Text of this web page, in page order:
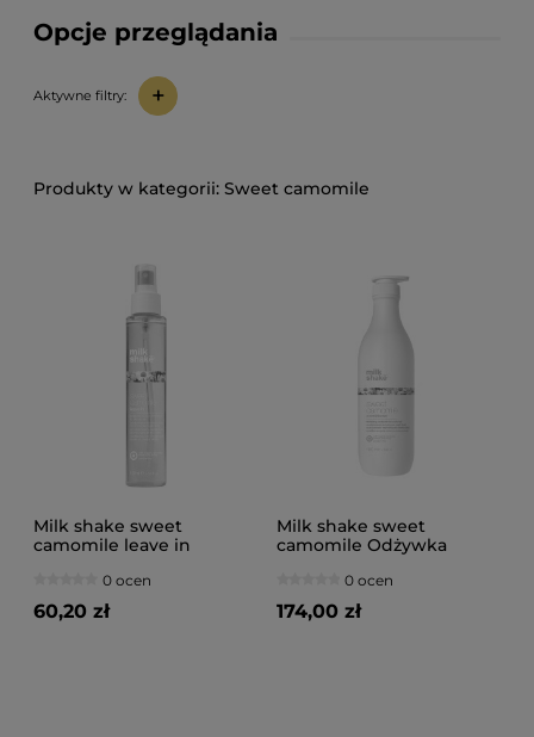
Opcje przeglądania
Aktywne filtry: +
Sweet camomile
Milk shake sweet
camomile leave in
do włosów blond w
sprayu 150ml
0 ocen
60,20 zł
Milk shake sweet
camomile Odżywka
blond 1000ml
0 ocen
174,00 zł